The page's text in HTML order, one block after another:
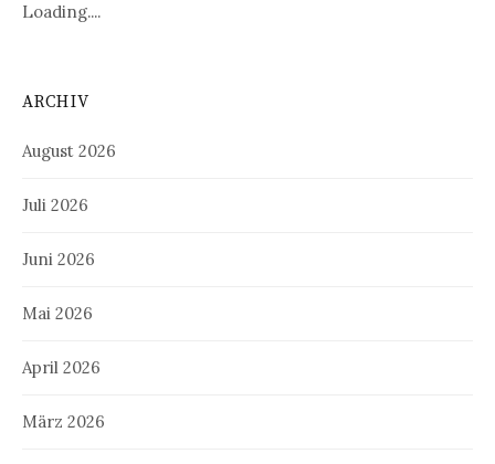
Loading....
ARCHIV
August 2026
Juli 2026
Juni 2026
Mai 2026
April 2026
März 2026